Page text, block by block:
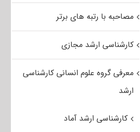
مصاحبه با رتبه های برتر
کارشناسی ارشد مجازی
معرفی گروه علوم انسانی کارشناسی
ارشد
کارشناسی ارشد آماد